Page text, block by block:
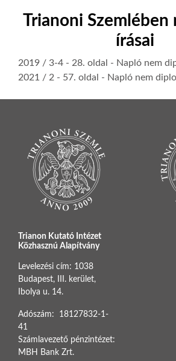
Trianoni Szemlében
írásai
2019 / 3-4 - 28. oldal - Napló nem
2021 / 2 - 57. oldal - Napló nem
Trianon Kutató Intézet
Közhasznú Alapítvány
Levelezési cím: 1038
Budapest, III. kerület,
Ibolya u. 14.
Adószám: 18127832-1-
41
Számlavezető pénzintézet:
MBH Bank Zrt.